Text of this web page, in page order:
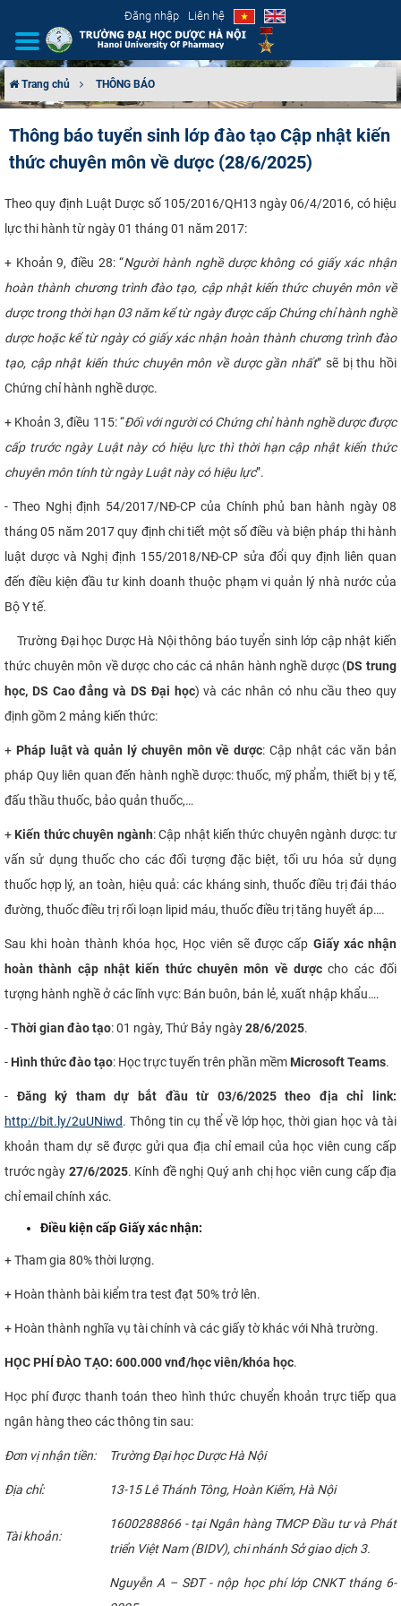
Đăng nhập Liên hệ
CƠ CẤU TỔ CHỨC
TUYỂN SINH
ĐẢM BẢO CHẤT LƯỢNG
KHOA HỌC CÔNG NGHỆ
HTQT
CỰU NGƯỜI HỌC
Trang chủ THÔNG BÁO
Thông báo tuyển sinh lớp đào tạo Cập nhật kiến
thức chuyên môn về dược (28/6/2025)
Theo quy định Luật Dược số 105/2016/QH13 ngày 06/4/2016, có hiệu
lực thi hành từ ngày 01 tháng 01 năm 2017:
+ Khoản 9, điều 28: “Người hành nghề dược không có giấy xác nhận
hoàn thành chương trình đào tạo, cập nhật kiến thức chuyên môn về
dược trong thời hạn 03 năm kể từ ngày được cấp Chứng chỉ hành nghề
dược hoặc kể từ ngày có giấy xác nhận hoàn thành chương trình đào
tạo, cập nhật kiến thức chuyên môn về dược gần nhất” sẽ bị thu hồi
Chứng chỉ hành nghề dược.
+ Khoản 3, điều 115: “Đối với người có Chứng chỉ hành nghề dược được
cấp trước ngày Luật này có hiệu lực thì thời hạn cập nhật kiến thức
chuyên môn tính từ ngày Luật này có hiệu lực”.
- Theo Nghị định 54/2017/NĐ-CP của Chính phủ ban hành ngày 08
tháng 05 năm 2017 quy định chi tiết một số điều và biện pháp thi hành
luật dược và Nghị định 155/2018/NĐ-CP sửa đổi quy định liên quan
đến điều kiện đầu tư kinh doanh thuộc phạm vi quản lý nhà nước của
Bộ Y tế.
Trường Đại học Dược Hà Nội thông báo tuyển sinh lớp cập nhật kiến
thức chuyên môn về dược cho các cá nhân hành nghề dược (DS trung
học, DS Cao đẳng và DS Đại học) và các nhân có nhu cầu theo quy
định gồm 2 mảng kiến thức:
+ Pháp luật và quản lý chuyên môn về dược: Cập nhật các văn bản
pháp Quy liên quan đến hành nghề dược: thuốc, mỹ phẩm, thiết bị y tế,
đấu thầu thuốc, bảo quản thuốc,…
+ Kiến thức chuyên ngành: Cập nhật kiến thức chuyên ngành dược: tư
vấn sử dụng thuốc cho các đối tượng đặc biệt, tối ưu hóa sử dụng
thuốc hợp lý, an toàn, hiệu quả: các kháng sinh, thuốc điều trị đái tháo
đường, thuốc điều trị rối loạn lipid máu, thuốc điều trị tăng huyết áp….
Sau khi hoàn thành khóa học, Học viên sẽ được cấp Giấy xác nhận
hoàn thành cập nhật kiến thức chuyên môn về dược cho các đối
tượng hành nghề ở các lĩnh vực: Bán buôn, bán lẻ, xuất nhập khẩu….
-Thời gian đào tạo: 01 ngày, Thứ Bảy ngày28/6/2025.
- Hình thức đào tạo: Học trực tuyến trên phần mềm Microsoft Teams.
-Đăng ký tham dự bắt đầu từ 03/6/2025 theo địa chỉ link:
http://bit.ly/2uUNiwd. Thông tin cụ thể về lớp học, thời gian học và tài
khoản tham dự sẽ được gửi qua địa chỉ email của học viên cung cấp
trước ngày 27/6/2025. Kính đề nghị Quý anh chị học viên cung cấp địa
chỉ email chính xác.
Điều kiện cấp Giấy xác nhận:
+ Tham gia 80% thời lượng.
+ Hoàn thành bài kiểm tra test đạt 50% trở lên.
+ Hoàn thành nghĩa vụ tài chính và các giấy tờ khác với Nhà trường.
HỌC PHÍ ĐÀO TẠO: 600.000 vnđ/học viên/khóa học.
Học phí được thanh toán theo hình thức chuyển khoản trực tiếp qua
ngân hàng theo các thông tin sau:
Đơn vị nhận tiền: Trường Đại học Dược Hà Nội
Địa chỉ: 13-15 Lê Thánh Tông, Hoàn Kiếm, Hà Nội
Tài khoản:
1600288866 - tại Ngân hàng TMCP Đầu tư và Phát
triển Việt Nam (BIDV), chi nhánh Sở giao dịch 3.
Nguyễn A – SĐT - nộp học phí lớp CNKT tháng 6-